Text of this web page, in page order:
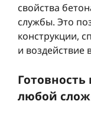
свойства
службы. Это
конструкции,
и воздействие
любой